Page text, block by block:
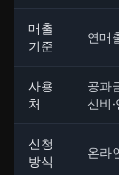
매출
기준
연매
사용
처
공과
신비
신청
방식
온라